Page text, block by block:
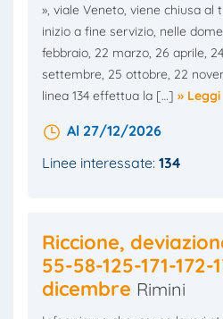
», viale Veneto, viene chiusa al
inizio a fine servizio, nelle
febbraio, 22 marzo, 26 aprile,
settembre, 25 ottobre, 22
linea 134 effettua la […] » Leggi
Al 27/12/2026
Linee interessate: 134
Riccione,
55-58-125-171-172-
dicembre Rimini